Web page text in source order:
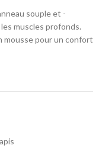
souple et
muscles ­profonds.
mousse pour un confort